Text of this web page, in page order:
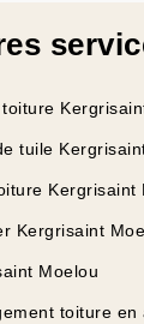
tuile
Kergrisaint
Kergrisaint
Moelou
toiture